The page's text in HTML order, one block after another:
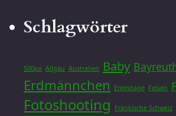
Schlagwörter
500px Allgäu Australien Baby
Erdmännchen Eremitage Felsen
Fotoshooting Fränkische Schweiz